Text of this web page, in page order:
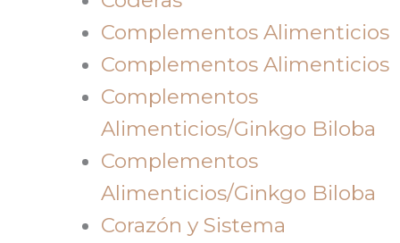
Complementos Alimenticios
Complementos Alimenticios
Complementos
Alimenticios/Ginkgo Biloba
Complementos
Alimenticios/Ginkgo Biloba
Corazón y Sistema